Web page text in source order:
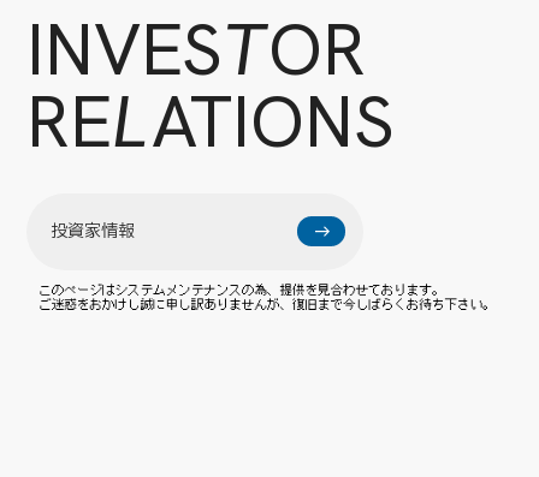
INVESTOR
RELATIONS
投資家情報